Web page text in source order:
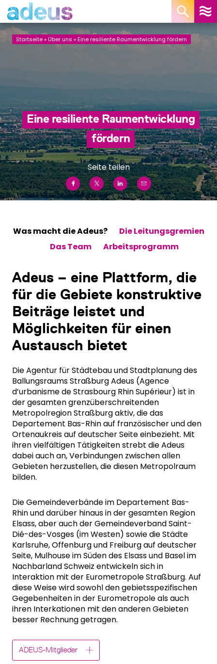
Startseite»Über uns »Eine resiliente Raumentwicklung fördern
Eine resiliente Raumentwicklung
fördern
Seite teilen
Was macht die Adeus? Die Leitungsgremien
Das Team
Arbeitsprogramm
Adeus – eine Plattform, die
für die Gebiete konstruktive
Beiträge leistet und
Möglichkeiten für einen
Austausch bietet
Die Agentur für Städtebau und Stadtplanung des
Ballungsraums Straßburg Adeus (Agence
d’urbanisme de Strasbourg Rhin Supérieur) ist in
der gesamten grenzüberschreitenden
Metropolregion Straßburg aktiv, die das
Departement Bas-Rhin auf französischer und den
Ortenaukreis auf deutscher Seite einbezieht. Mit
ihren vielfältigen Tätigkeiten strebt die Adeus
dabei auch an, Verbindungen zwischen allen
Gebieten herzustellen, die diesen Metropolraum
bilden.
Die Gemeindeverbände im Departement Bas-
Rhin und darüber hinaus in der gesamten Region
Elsass, aber auch der Gemeindeverband Saint-
Dié-des-Vosges (im Westen) sowie die Städte
Karlsruhe, Offenburg und Freiburg auf deutscher
Seite, Mulhouse im Süden des Elsass und Basel im
Nachbarland Schweiz entwickeln sich in
Interaktion mit der Eurometropole Straßburg. Auf
diese Weise wird sowohl den gebietsspezifischen
Gegebenheiten in der Eurometropole als auch
ihren Interkationen mit den anderen Gebieten
besser Rechnung getragen.
ADEUS-Mitglieder
Cookie-Einstellungen